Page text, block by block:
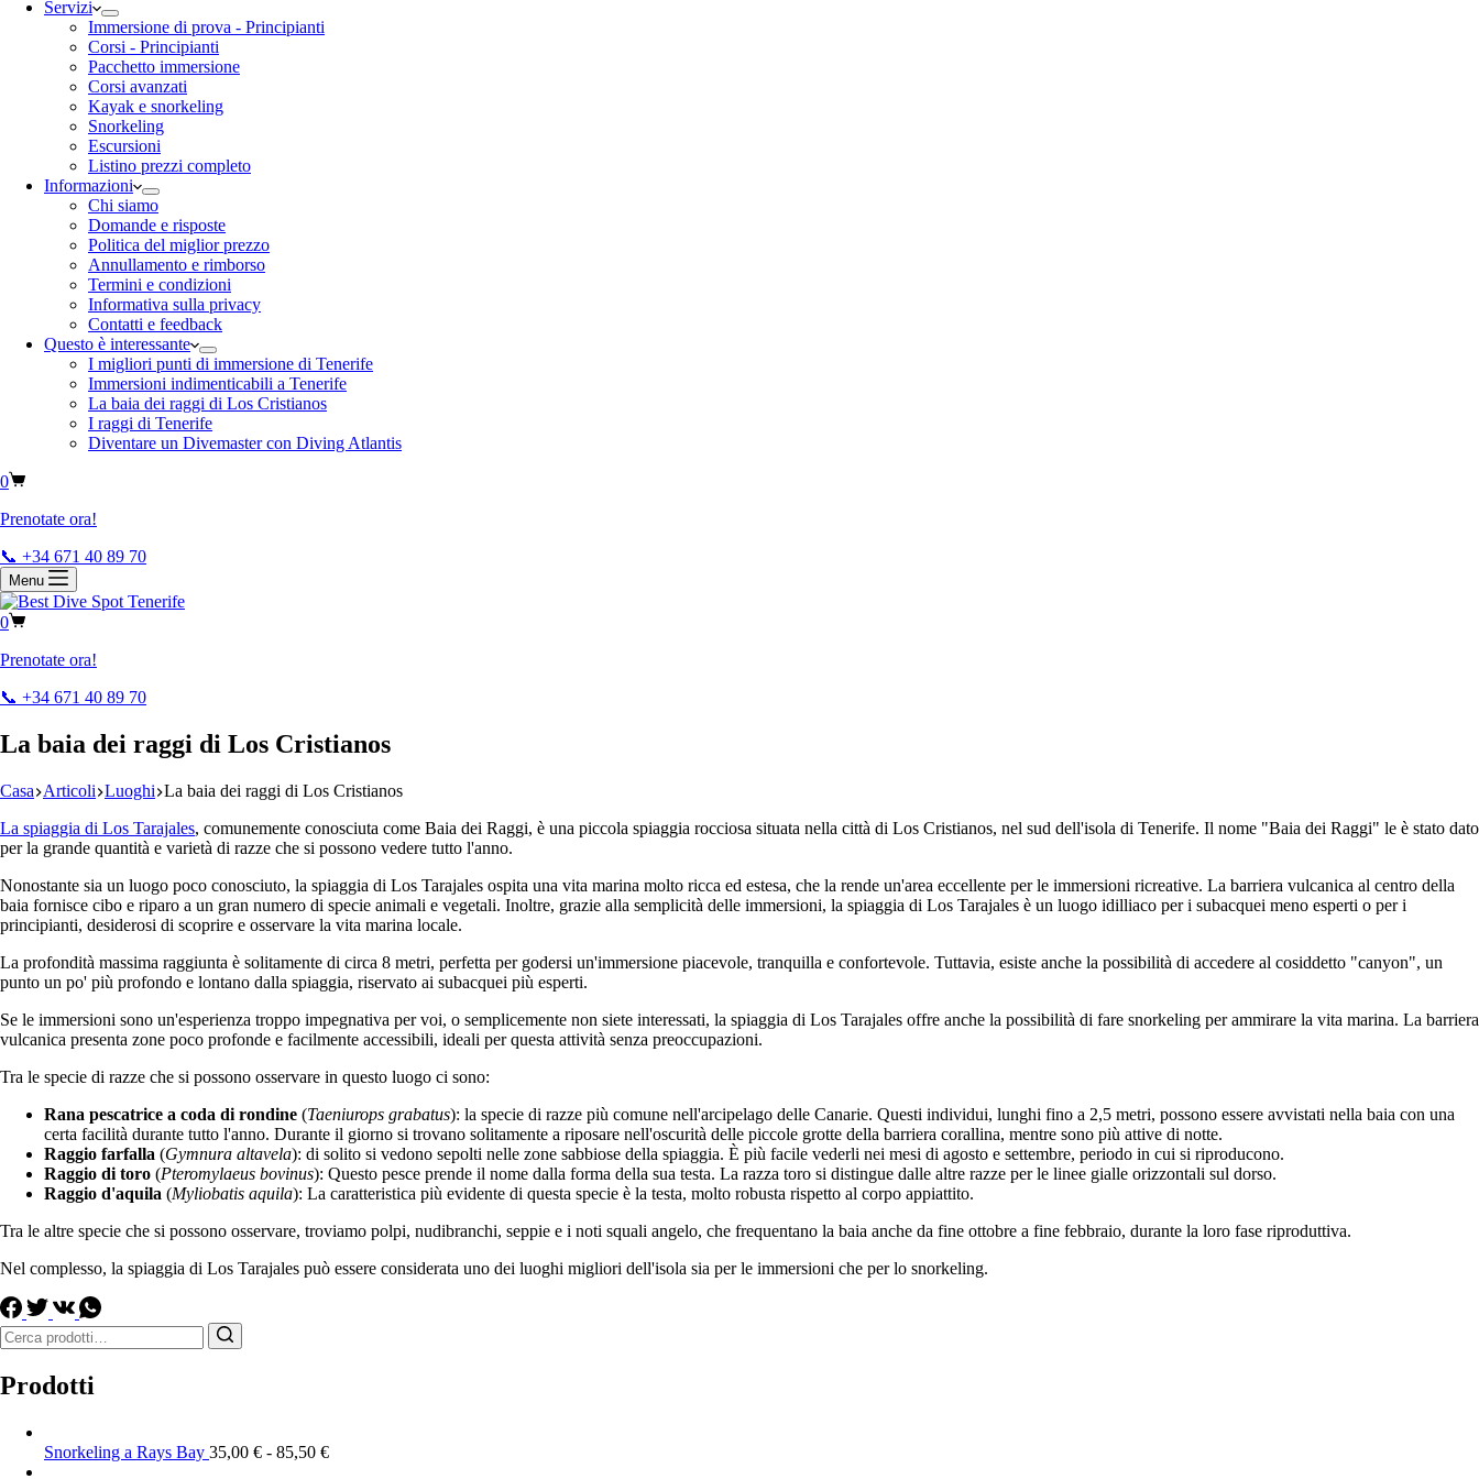
Servizi
Immersione di prova - Principianti
Corsi - Principianti
Pacchetto immersione
Corsi avanzati
Kayak e snorkeling
Snorkeling
Escursioni
Listino prezzi completo
Informazioni
Chi siamo
Domande e risposte
Politica del miglior prezzo
Annullamento e rimborso
Termini e condizioni
Informativa sulla privacy
Contatti e feedback
Questo è interessante
I migliori punti di immersione di Tenerife
Immersioni indimenticabili a Tenerife
La baia dei raggi di Los Cristianos
I raggi di Tenerife
Diventare un Divemaster con Diving Atlantis
0
Prenotate ora!
📞 +34 671 40 89 70
Menu
0
Prenotate ora!
📞 +34 671 40 89 70
La baia dei raggi di Los Cristianos
Casa Articoli Luoghi La baia dei raggi di Los Cristianos
La spiaggia di Los Tarajales, comunemente conosciuta come Baia dei Raggi, è una piccola spiaggia rocciosa situata nella città di Los Cristianos, nel sud dell'isola di Tenerife. Il nome "Baia dei Raggi" le è stato dato
per la grande quantità e varietà di razze che si possono vedere tutto l'anno.
Nonostante sia un luogo poco conosciuto, la spiaggia di Los Tarajales ospita una vita marina molto ricca ed estesa, che la rende un'area eccellente per le immersioni ricreative. La barriera vulcanica al centro della
baia fornisce cibo e riparo a un gran numero di specie animali e vegetali. Inoltre, grazie alla semplicità delle immersioni, la spiaggia di Los Tarajales è un luogo idilliaco per i subacquei meno esperti o per i
principianti, desiderosi di scoprire e osservare la vita marina locale.
La profondità massima raggiunta è solitamente di circa 8 metri, perfetta per godersi un'immersione piacevole, tranquilla e confortevole. Tuttavia, esiste anche la possibilità di accedere al cosiddetto "canyon", un
punto un po' più profondo e lontano dalla spiaggia, riservato ai subacquei più esperti.
Se le immersioni sono un'esperienza troppo impegnativa per voi, o semplicemente non siete interessati, la spiaggia di Los Tarajales offre anche la possibilità di fare snorkeling per ammirare la vita marina. La barriera
vulcanica presenta zone poco profonde e facilmente accessibili, ideali per questa attività senza preoccupazioni.
Tra le specie di razze che si possono osservare in questo luogo ci sono:
Rana pescatrice a coda di rondine (Taeniurops grabatus): la specie di razze più comune nell'arcipelago delle Canarie. Questi individui, lunghi fino a 2,5 metri, possono essere avvistati nella baia con una
certa facilità durante tutto l'anno. Durante il giorno si trovano solitamente a riposare nell'oscurità delle piccole grotte della barriera corallina, mentre sono più attive di notte.
Raggio farfalla (Gymnura altavela): di solito si vedono sepolti nelle zone sabbiose della spiaggia. È più facile vederli nei mesi di agosto e settembre, periodo in cui si riproducono.
Raggio di toro (Pteromylaeus bovinus): Questo pesce prende il nome dalla forma della sua testa. La razza toro si distingue dalle altre razze per le linee gialle orizzontali sul dorso.
Raggio d'aquila (Myliobatis aquila): La caratteristica più evidente di questa specie è la testa, molto robusta rispetto al corpo appiattito.
Tra le altre specie che si possono osservare, troviamo polpi, nudibranchi, seppie e i noti squali angelo, che frequentano la baia anche da fine ottobre a fine febbraio, durante la loro fase riproduttiva.
Nel complesso, la spiaggia di Los Tarajales può essere considerata uno dei luoghi migliori dell'isola sia per le immersioni che per lo snorkeling.
Ricerca
per:
Prodotti
Snorkeling a Rays Bay 35,00 € - 85,50 €